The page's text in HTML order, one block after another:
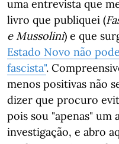
uma entrevista que
livro que publiquei (
e Mussolini) e que
Estado Novo não
fascista".
menos positivas não
dizer que procuro
pois sou "apenas" um
investigação, e abro